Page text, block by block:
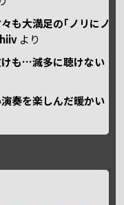
も大満足の｢ノリにノ
より
も…滅多に聴けない
奏を楽しんだ暖かい